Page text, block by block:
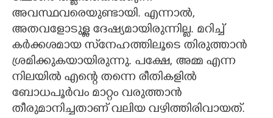
അവസ്ഥവരെയുണ്ടായി. എന്നാൽ,
അതവളോടുള്ള ദേഷ്യമായിരുന്നില്ല. മറിച്ച്
കർക്കശമായ സ്‌നേഹത്തിലൂടെ തിരുത്താൻ
ശ്രമിക്കുകയായിരുന്നു. പക്ഷേ, അമ്മ എന്ന
നിലയിൽ എന്റെ തന്നെ രീതികളിൽ
ബോധപൂർവം മാറ്റം വരുത്താൻ
തീരുമാനിച്ചതാണ് വലിയ വഴിത്തിരിവായത്.